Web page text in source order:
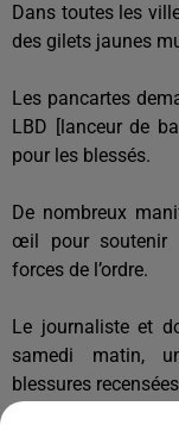
Dans toutes les
des gilets jaunes
Les pancartes
LBD [lanceur de
pour les blessés.
De nombreux
œil pour soutenir
forces de l’ordre.
Le journaliste et
samedi matin,
blessures